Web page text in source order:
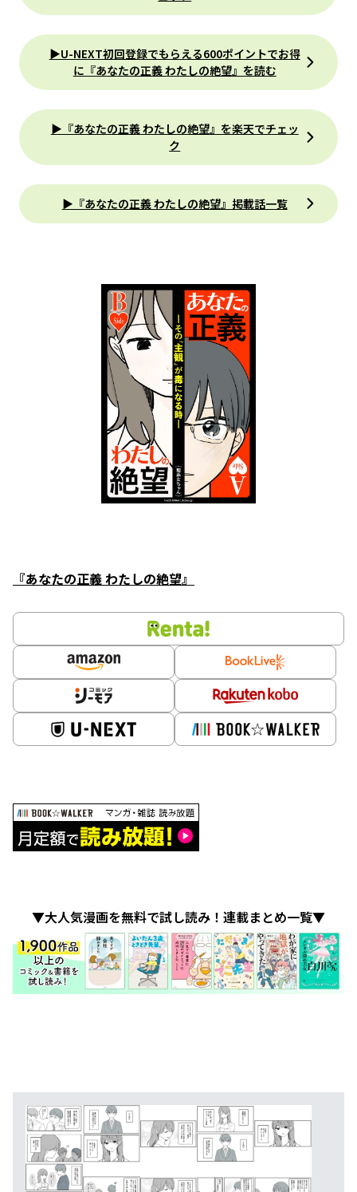
▶U-NEXT初回登録でもらえる600ポイントでお得
に『あなたの正義 わたしの絶望』を読む
▶『あなたの正義 わたしの絶望』を楽天でチェッ
ク
▶『あなたの正義 わたしの絶望』掲載話一覧
『あなたの正義 わたしの絶望』
▼大人気漫画を無料で試し読み！連載まとめ一覧▼